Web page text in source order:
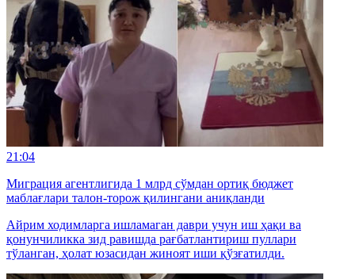
21:04
Миграция агентлигида 1 млрд сўмдан ортиқ бюджет
маблағлари талон-торож қилингани аниқланди
Айрим ходимларга ишламаган даври учун иш ҳақи ва
қонунчиликка зид равишда рағбатлантириш пуллари
тўланган, ҳолат юзасидан жиноят иши қўзғатилди.